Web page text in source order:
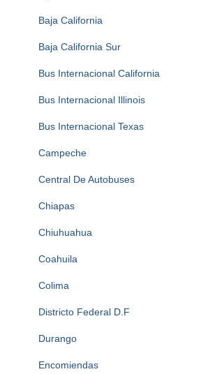
Baja California
Baja California Sur
Bus Internacional California
Bus Internacional Illinois
Bus Internacional Texas
Campeche
Central De Autobuses
Chiapas
Chiuhuahua
Coahuila
Colima
Districto Federal D.F
Durango
Encomiendas